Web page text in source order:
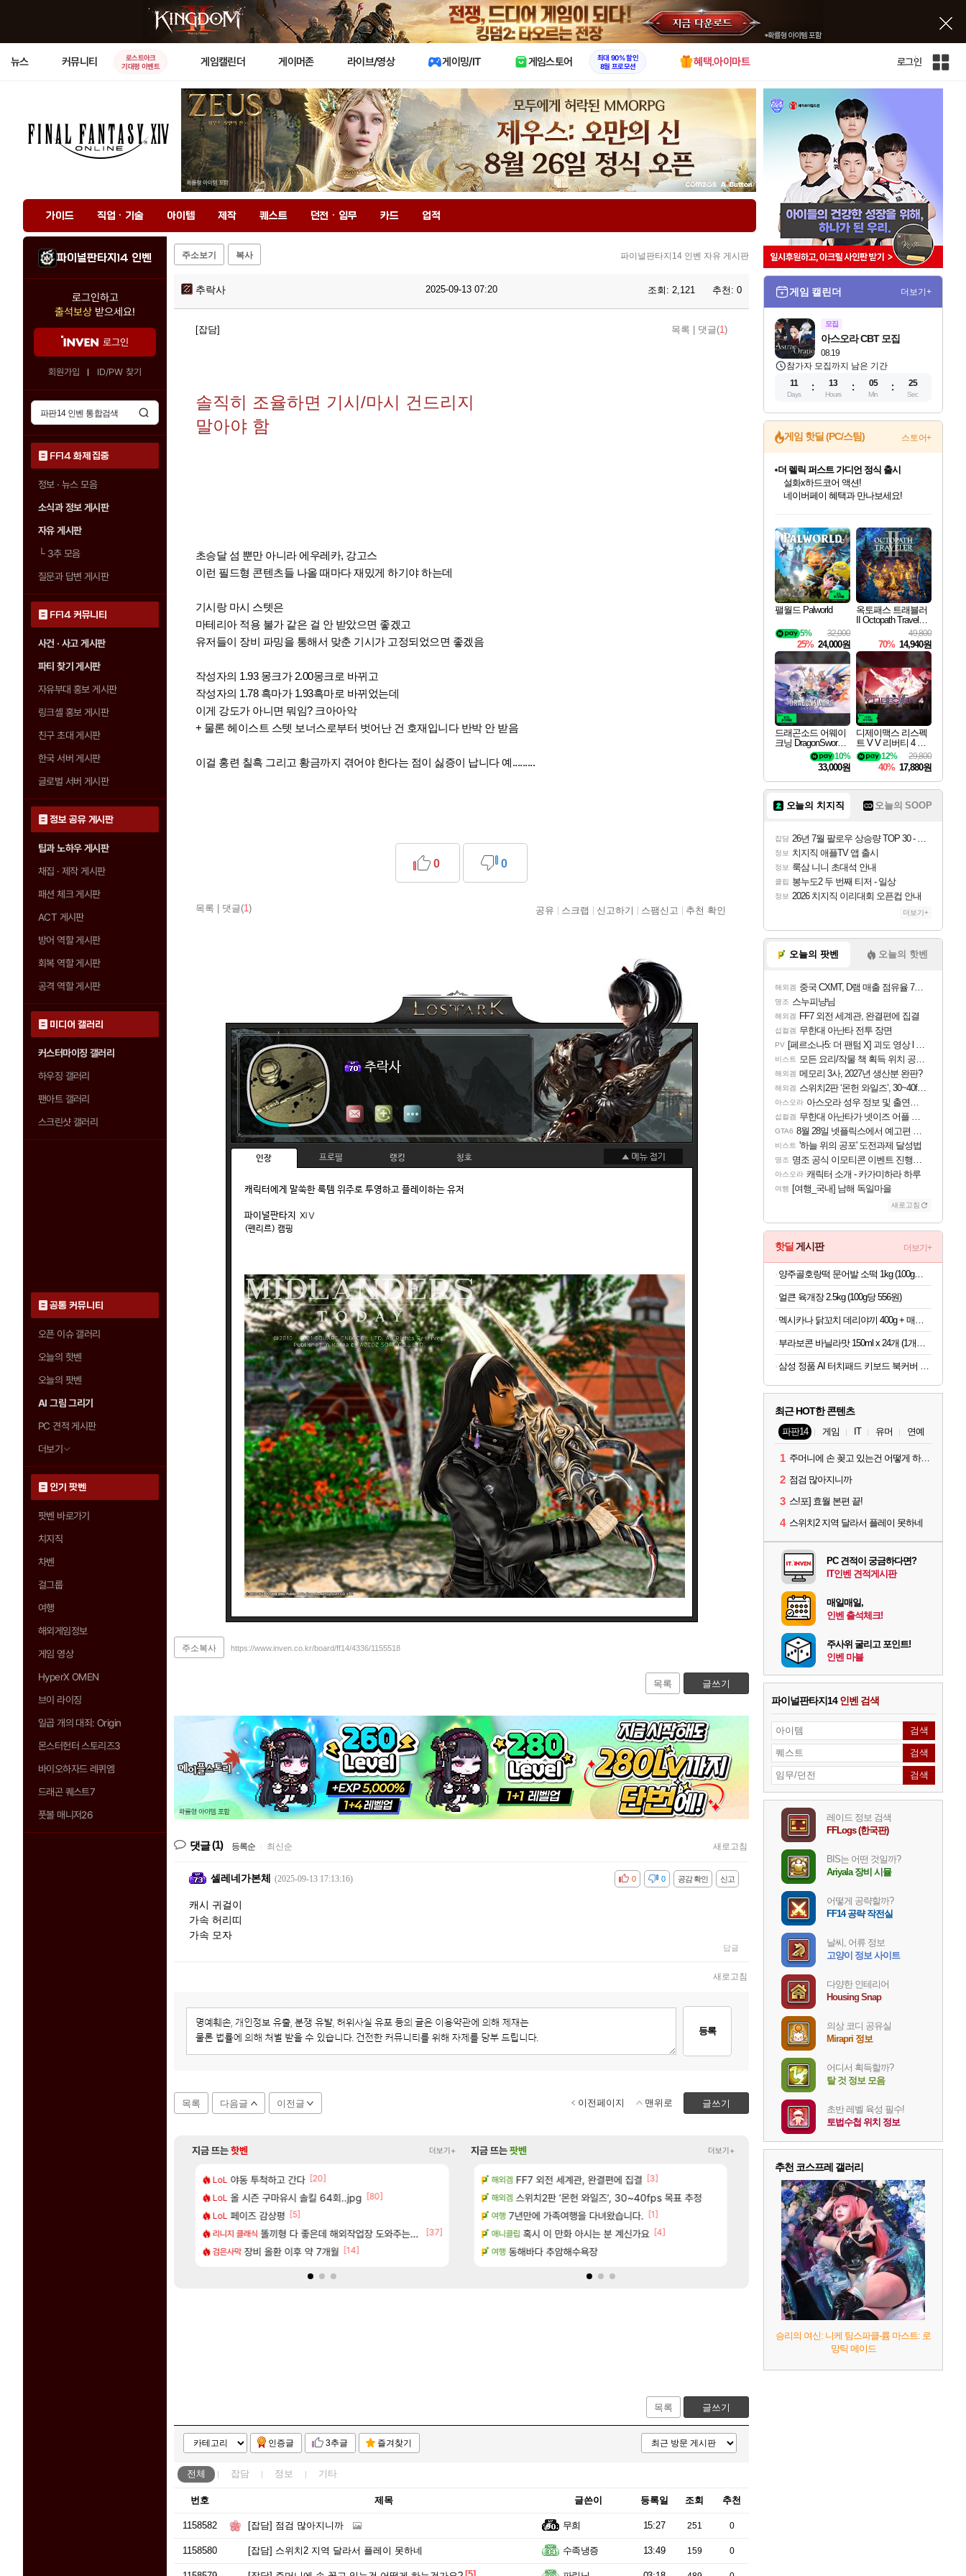
X
뉴스 커뮤니티
로스트아크
기대평 이벤트
게임캘린더 게이머존 라이브/영상 게이밍/IT 게임스토어
최대 90% 할인
8월 프로모션
혜택.아이마트 로그인
인
가이드 직업 · 기술 아이템 제작 퀘스트 던전 · 임무 카드 업적
파이널판타지14 인벤
로그인하고
출석보상 받으세요!
로그인
회원가입 ID/PW 찾기
FF14 화제 집중
정보 · 뉴스 모음
소식과 정보 게시판
자유 게시판
└3추 모음
질문과 답변 게시판
FF14 커뮤니티
사건 · 사고 게시판
파티 찾기 게시판
자유부대 홍보 게시판
링크셸 홍보 게시판
친구 초대 게시판
한국 서버 게시판
글로벌 서버 게시판
정보 공유 게시판
팁과 노하우 게시판
채집 · 제작 게시판
패션 체크 게시판
ACT 게시판
방어 역할 게시판
회복 역할 게시판
공격 역할 게시판
미디어 갤러리
커스터마이징 갤러리
하우징 갤러리
팬아트 갤러리
스크린샷 갤러리
공통 커뮤니티
오픈 이슈 갤러리
오늘의 핫벤
오늘의 팟벤
AI 그림 그리기
PC 견적 게시판
더보기
인기 팟벤
팟벤 바로가기
치지직
차벤
걸그룹
여행
해외게임정보
게임 영상
HyperX OMEN
브이 라이징
일곱 개의 대죄: Origin
몬스터헌터 스토리즈3
바이오하자드 레퀴엠
드래곤 퀘스트7
풋볼 매니저26
주소보기 복사 파이널판타지14 인벤 자유 게시판
추락사 2025-09-13 07:20 조회: 2,121 추천: 0
[잡담] 목록 댓글(1)
솔직히 조율하면 기시/마시 건드리지
말아야 함
초승달 섬 뿐만 아니라 에우레카, 강고스
이런 필드형 콘텐츠들 나올 때마다 재밌게 하기야 하는데
기시랑 마시 스텟은
마테리아 적용 불가 같은 걸 안 받았으면 좋겠고
유저들이 장비 파밍을 통해서 맞춘 기시가 고정되었으면 좋겠음
작성자의 1.93 몽크가 2.00몽크로 바뀌고
작성자의 1.78 흑마가 1.93흑마로 바뀌었는데
이게 강도가 아니면 뭐임? 크아아악
+ 물론 헤이스트 스텟 보너스로부터 벗어난 건 호재입니다 반박 안 받음
이걸 홍련 칠흑 그리고 황금까지 겪어야 한다는 점이 싫증이 납니다 예.........
목록 댓글(1)
0 0
공유 스크랩 신고하기 스팸신고 추천 확인
추락사
인장 프로필 랭킹 칭호
캐릭터에게 말쑥한 룩템 위주로 투영하고 플레이하는 유저
파이널판타지
ⅪⅤ
(펜리르) 캠핑
주소복사 https://www.inven.co.kr/board/ff14/4336/1155518
목록 글쓰기
댓글(1) 등록순 최신순 새로고침
셀레네가본체 (2025-09-13 17:13:16) 신고
공감 확인
비공감 0
0
캐시 귀걸이
가속 허리띠
가속 모자
답글
새로고침
등록
목록 다음글 이전글 글쓰기
이전페이지 맨위로
지금 뜨는핫벤 더보기+
LoL 야동 투척하고 간다 [20]
LoL 올 시즌 구마유시 솔킬 64회..jpg [80]
LoL 페이즈 감상평 [5]
리니지 클래식 똘끼형 다 좋은데 해외작업장 도와주는 짓은 좀 아니지않냐?
[37]
검은사막 장비 올환 이후 약 7개월 [14]
리니지M 방금 일어난일 [14]
오버워치 D.Mon 애니메이션 영웅 시네마틱 [7]
검은사막 하이퍼 부스트 이후 길 잃은 뉴비분들!
메이플 8월 9일 썬데이 메이플 [155]
LoL 페이즈 영애짤 찾았다 [1]
보상 공지 나온거 10추 하니 올리자 [88]
챌린저#77777 저격했습니다! [106]
크로체 따왔습니다 [77]
고양이를 도구로 쓰는 인방 하꼬 스트리머 박제합니다.
진짜 귀한 삼색화채 찐1등 떳냐 ㅅㅅㅅ [20]
지금 뜨는팟벤 더보기+
아스오라 아사쿠라 마이 성우 정보 및 주요 필모
아스오라 아스오라 성우 정보 및 출연작 모음
아스오라 아키츠 아키나 성우 정보 및 주요 필모
비스트 모든 성소 위치 공략 (40개) - 귀환한 영혼 도전과제
명조 스누피냥님
해외겜 FF7 외전 세계관, 완결편에 집결 [3]
해외겜 스위치2판 ‘몬헌 와일즈’, 30~40fps 목표 추정
여행 7년만에 가족여행을 다녀왔습니다. [1]
애니클립 혹시 이 만화 아시는 분 계신가요 [4]
여행 동해바다 추암해수욕장
국내에도 이쁜곳이 많은것 같습니다
리싱크드 리싱크드 1.06 패치노트 (8/5)
중국 CXMT, D램 매출 점유율 7%…글로벌 4위로 부상
AI발 원가 압박, 메인보드값 오르나
메모리 3사, 2027년 생산분 완판?
목록 글쓰기
인증글 3추글 즐겨찾기
전체 잡담 정보 기타
번호 제목 글쓴이 등록일 조회 추천
1158582 [잡담] 점검 많아지니까 무희 15:27 251 0
1158580 [잡담] 스위치2 지역 달라서 플레이 못하네 수족냉증 13:49 159 0
게임 캘린더 더보기+
모집
08.19
아스오라 CBT 모집
참가자 모집까지 남은 기간
11
Days
13
Hours
05
Min
24
Sec
게임 핫딜 (PC/스팀) 스토어+
최대 90% 할인가를 만나보세요!
네이버혜택과 함께 만나보세요!
50%할인&추가 적립까지!
네이버 포인트 혜택까지!
이니&베니 혜택까지!
네이버 혜택가와 함께 예약하세요!
할인&네이버혜택으로 만나보세요!
더 렐릭 퍼스트 가디언 정식 출시
설화x하드코어 액션!
네이버페이 혜택과 만나보세요!
40주년 프로모션으로 만나보세요!
할인가에 만나보세요!
일부 에디션 상시 할인!
혜택으로 예약 판매 중
편안하게 충전하세요
팰월드 Palworld
32,000
5%
25% 24,000원
옥토패스 트래블러
II Octopath Traveler I
49,800
70% 14,940원
드래곤소드 어웨이
크닝 DragonSword A
10%
33,000원
디제이맥스 리스펙
트 V V 리버티 4 팩
DJMAX RESPECT
V V Liberty 4 Pack D
29,800
12%
40% 17,880원
오늘의 치지직 오늘의 SOOP
잡담 26년 7월 팔로우 상승량 TOP 30 - 월간 치지직
정보 치지직 애플TV 앱 출시
정보 룩삼 니니 초대석 안내
클립 봉누도2 두 번째 티저 - 일상
정보 2026 치지직 이리대회 오픈컵 안내
더보기+
오늘의 팟벤 오늘의 핫벤
해외겜 중국 CXMT, D램 매출 점유율 7%…글로벌 4위로 부상
명조 스누피냥님
해외겜 FF7 외전 세계관, 완결편에 집결
섭컬겜 무한대 아난타 전투 장면
PV [페르소나5: 더 팬텀 X] 괴도 영상 l 타카마키 안·댄싱 스타
비스트 모든 요리/작물 책 획득 위치 공략 (36개) - 미식가 도전과제
해외겜 메모리 3사, 2027년 생산분 완판?
해외겜 스위치2판 ‘몬헌 와일즈’, 30~40fps 목표 추정
아스오라 아스오라 성우 정보 및 출연작 모음
섭컬겜 무한대 아난타가 넷이즈 어플 달력에 일정 등록
GTA6 8월 28일 넷플릭스에서 예고편 공개 예정
비스트 '하늘 위의 공포' 도전과제 달성법
명조 명조 공식 이모티콘 이벤트 진행해봤습니다! 참여부터 추첨까지????
아스오라 캐릭터 소개 - 카가미하라 하루
여행 [여행_국내] 남해 독일마을
새로고침
핫딜 게시판 더보기+
양주골호랑떡 문어발 소떡 1kg (100g당 1,340원)
얼큰 육개장 2.5kg (100g당 556원)
삼성 정품 AI 터치패드 키보드 북커버 케이스 그레이, 갤럭시 탭 S11 울트라
최근 HOT한 콘텐츠
파판14 게임 IT 유머 연예
1 주머니에 손 꽂고 있는건 어떻게 하는건가요?
2 점검 많아지니까
3 스!포] 효월 본편 끝!
4 스위치2 지역 달라서 플레이 못하네
PC 견적이 궁금하다면?
IT인벤 견적게시판
매일매일,
인벤 출석체크!
주사위 굴리고 포인트!
인벤 마블
파이널판타지14인벤 검색
레이드 정보 검색
FFLogs (한국판)
BIS는 어떤 것일까?
Ariyala 장비 시뮬
어떻게 공략할까?
FF14 공략 작전실
날씨, 어류 정보
고양이 정보 사이트
다양한 인테리어
Housing Snap
의상 코디 공유실
Mirapri 정보
어디서 획득할까?
탈 것 정보 모음
초반 레벨 육성 필수!
토법수첩 위치 정보
추천 코스프레 갤러리
승리의 여신: 니케 팀스파클-륨 마스트: 로
망틱 메이드